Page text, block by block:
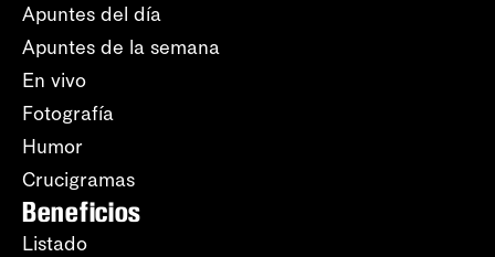
Apuntes del día
Apuntes de la semana
En vivo
Fotografía
Humor
Crucigramas
Beneficios
Listado